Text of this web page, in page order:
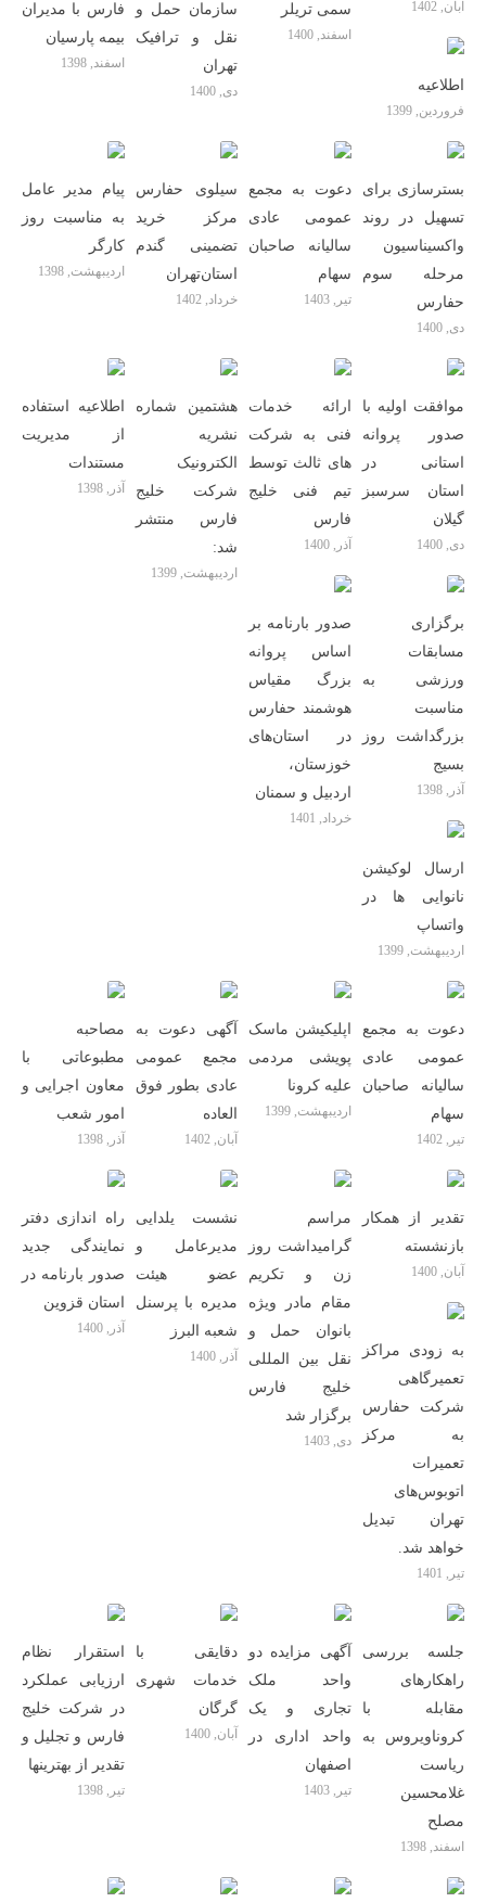
فارس با مدیران
بیمه پارسیان
اسفند, 1398
سازمان حمل و
نقل و ترافیک
تهران
دی, 1400
سمی تریلر
اسفند, 1400
آبان, 1402
اطلاعیه
فروردین, 1399
پیام مدیر عامل
به مناسبت روز
کارگر
اردیبهشت, 1398
سیلوی حفارس
مرکز خرید
تضمینی گندم
استان‌تهران
خرداد, 1402
دعوت به مجمع
عمومی عادی
سالیانه صاحبان
سهام
تیر, 1403
بسترسازی برای
تسهیل در روند
واکسیناسیون
مرحله سوم
حفارس
دی, 1400
اطلاعیه استفاده
از مدیریت
مستندات
آذر, 1398
هشتمین شماره
نشریه
الکترونیک
شرکت خلیج
فارس منتشر
شد:
اردیبهشت, 1399
ارائه خدمات
فنی به شرکت
های ثالث توسط
تیم فنی خلیج
فارس
آذر, 1400
موافقت اولیه با
صدور پروانه
استانی در
استان سرسبز
گیلان
دی, 1400
صدور بارنامه بر
اساس پروانه
بزرگ مقیاس
هوشمند حفارس
در استان‌های
خوزستان،
اردبیل و سمنان
خرداد, 1401
برگزاری
مسابقات
ورزشی به
مناسبت
بزرگداشت روز
بسیج
آذر, 1398
ارسال لوکیشن
نانوایی ها در
واتساپ
اردیبهشت, 1399
مصاحبه
مطبوعاتی با
معاون اجرایی و
امور شعب
آذر, 1398
آگهی دعوت به
مجمع عمومی
عادی بطور فوق
العاده
آبان, 1402
اپلیکیشن ماسک
پویشی مردمی
علیه کرونا
اردیبهشت, 1399
دعوت به مجمع
عمومی عادی
سالیانه صاحبان
سهام
تیر, 1402
راه اندازی دفتر
نمایندگی جدید
صدور بارنامه در
استان قزوین
آذر, 1400
نشست یلدایی
مدیرعامل و
عضو هیئت
مدیره با پرسنل
شعبه البرز
آذر, 1400
مراسم
گرامیداشت روز
زن و تکریم
مقام مادر ویژه
بانوان حمل و
نقل بین المللی
خلیج فارس
برگزار شد
دی, 1403
تقدیر از همکار
بازنشسته
آبان, 1400
به زودی مراکز
تعمیرگاهی
شرکت حفارس
به مرکز
تعمیرات
اتوبوس‌های
تهران تبدیل
خواهد شد.
تیر, 1401
استقرار نظام
ارزیابی عملکرد
در شرکت خلیج
فارس و تجلیل و
تقدیر از بهترینها
تیر, 1398
دقایقی با
خدمات شهری
گرگان
آبان, 1400
آگهی مزایده دو
واحد ملک
تجاری و یک
واحد اداری در
اصفهان
تیر, 1403
جلسه بررسی
راهکارهای
مقابله با
کروناویروس به
ریاست
غلامحسین
مصلح
اسفند, 1398